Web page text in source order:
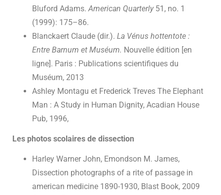
Bluford Adams.American Quarterly51, no. 1
(1999): 175–86.
Blanckaert Claude (dir.). La Vénus hottentote :
Entre Barnum et Muséum. Nouvelle édition [en
ligne]. Paris : Publications scientifiques du
Muséum, 2013
Ashley Montagu et Frederick Treves The Elephant
Man : A Study in Human Dignity, Acadian House
Pub, 1996,
Les photos scolaires de dissection
Harley Warner John, Emondson M. James,
Dissection photographs of a rite of passage in
american medicine 1890-1930, Blast Book, 2009